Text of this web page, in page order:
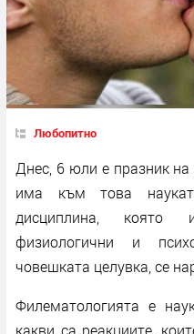
Любопитно
Днес, 6 юли е празник
има към това
дисциплина, която
физиологични и
човешката целувка, се
Филематологията е
какви са реакциите,